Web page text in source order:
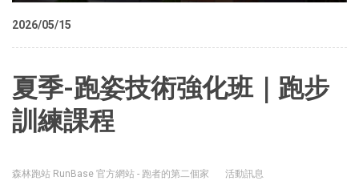
2026/05/15
夏季-跑姿技術強化班｜跑步
訓練課程
森林跑站 RunBase 官方網站 - 跑者的第二個家 活動訊息